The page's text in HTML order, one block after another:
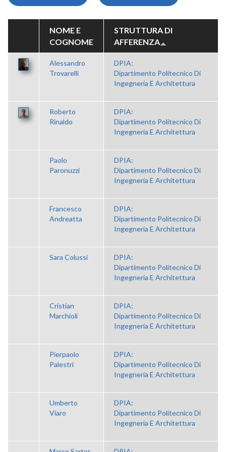
NOME E
COGNOME
STRUTTURA DI
AFFERENZA
Alessandro
Trovarelli
DPIA:
Dipartimento Politecnico Di
Ingegneria E Architettura
Roberto
Rinaldo
DPIA:
Dipartimento Politecnico Di
Ingegneria E Architettura
Paolo
Paronuzzi
DPIA:
Dipartimento Politecnico Di
Ingegneria E Architettura
Francesco
Andreatta
DPIA:
Dipartimento Politecnico Di
Ingegneria E Architettura
Sara Colussi
DPIA:
Dipartimento Politecnico Di
Ingegneria E Architettura
Cristian
Marchioli
DPIA:
Dipartimento Politecnico Di
Ingegneria E Architettura
Pierpaolo
Palestri
DPIA:
Dipartimento Politecnico Di
Ingegneria E Architettura
Umberto
Viaro
DPIA:
Dipartimento Politecnico Di
Ingegneria E Architettura